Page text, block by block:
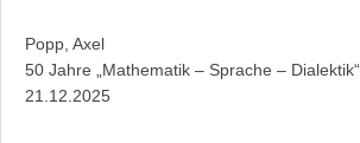
Popp, Axel
50 Jahre „Mathematik – Sprache – Dialektik“
21.12.2025